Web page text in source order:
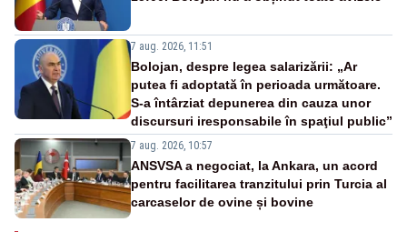
7 aug. 2026, 11:51
Bolojan, despre legea salarizării: „Ar
putea fi adoptată în perioada următoare.
S-a întârziat depunerea din cauza unor
discursuri iresponsabile în spaţiul public”
7 aug. 2026, 10:57
ANSVSA a negociat, la Ankara, un acord
pentru facilitarea tranzitului prin Turcia al
carcaselor de ovine și bovine